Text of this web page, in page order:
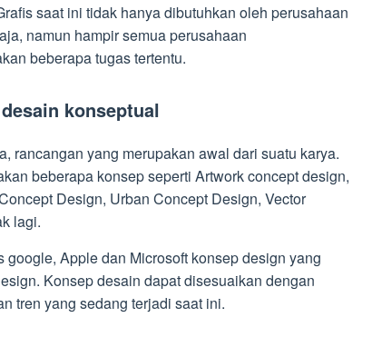
saat ini tidak hanya dibutuhkan oleh perusahaan
namun hampir semua perusahaan
beberapa tugas tertentu.
konseptual
rancangan yang merupakan awal dari suatu karya.
beberapa konsep seperti Artwork concept design,
Design, Urban Concept Design, Vector
lagi.
Apple dan Microsoft konsep design yang
Konsep desain dapat disesuaikan dengan
tren yang sedang terjadi saat ini.